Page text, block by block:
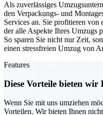
Als zuverlässiges
den Verpackungs- und
Services an. Sie profitieren von
der alle Aspekte Ihres Umzugs
So sparen Sie nicht nur Zeit,
einen stressfreien Umzug von
Features
Diese Vorteile bieten wir
Wenn Sie mit uns umziehen
Vorteilen. Wir bieten Ihnen